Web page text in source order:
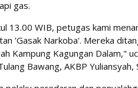
gas.
13.00 WIB, petugas kami
'Gasak Narkoba'. Mereka
Kampung Kagungan Dalam,"
Bawang, AKBP